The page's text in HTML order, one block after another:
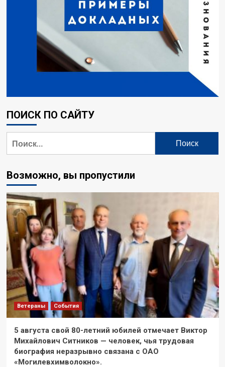
ПОИСК ПО САЙТУ
Возможно, вы пропустили
Ветераны События
5 августа свой 80-летний юбилей отмечает Виктор
Михайлович Ситников — человек, чья трудовая
биография неразрывно связана с ОАО
«Могилевхимволокно».